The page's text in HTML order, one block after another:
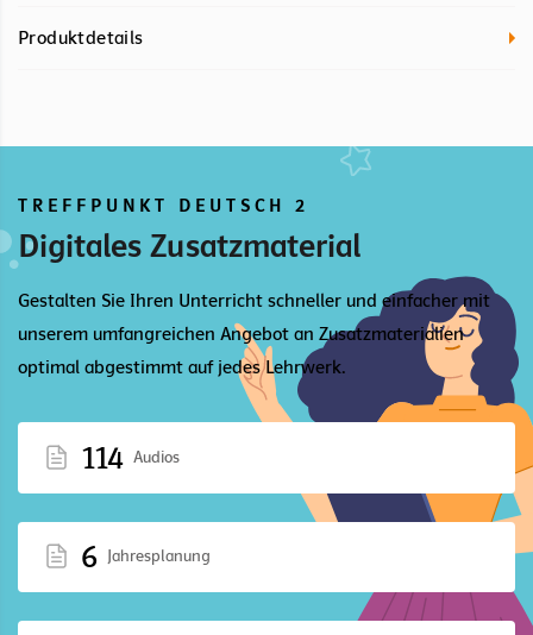
Produktdetails
TREFFPUNKT DEUTSCH 2
Digitales Zusatzmaterial
Gestalten Sie Ihren Unterricht schneller und einfacher mit
unserem umfangreichen Angebot an Zusatzmaterialien
optimal abgestimmt auf jedes Lehrwerk.
114 Audios
6 Jahresplanung